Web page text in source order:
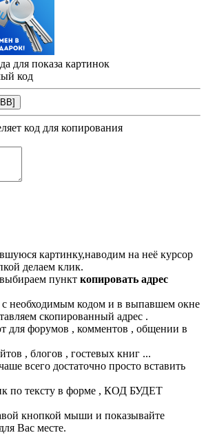
для показа картинок
код
код для копирования
картинку,наводим на неё курсор
делаем клик.
пункт копировать адрес
необходимым кодом и в выпавшем окне
скопированный адрес .
для форумов , комментов , общении в
, блогов , гостевых книг ...
всего достаточно просто вставить
по тексту в форме , КОД БУДЕТ
кнопкой мыши и показывайте
Вас месте.